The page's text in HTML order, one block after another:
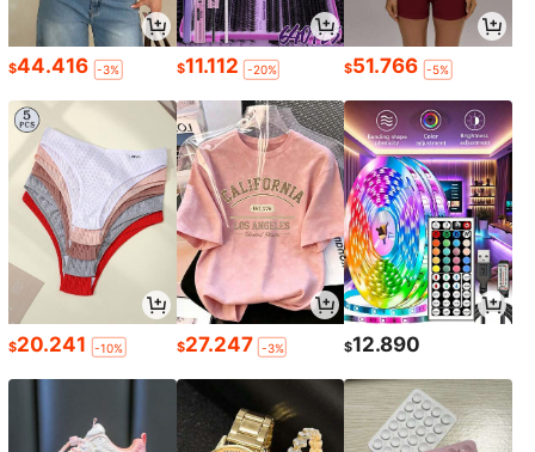
$44.416 -3% $11.112 -20% $51.766 -5%
$20.241 -10% $27.247 -3% $12.890